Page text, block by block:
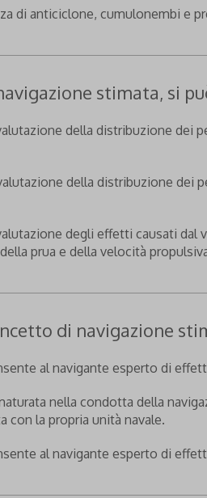
di anticiclone, cumulonembi e
stimata, si
della distribuzione dei
della distribuzione dei
degli effetti causati
prua e della velocità
di navigazione
al navigante esperto di
nella condotta della
con la propria unità navale.
al navigante esperto di